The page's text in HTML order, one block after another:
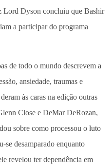
Lord Dyson concluiu que Bashir
a participar do programa
de todo o mundo descrevem a
ansiedade, traumas e
às caras na edição outras
Close e DeMar DeRozan,
sobre como processou o luto
se desamparado enquanto
revelou ter dependência em